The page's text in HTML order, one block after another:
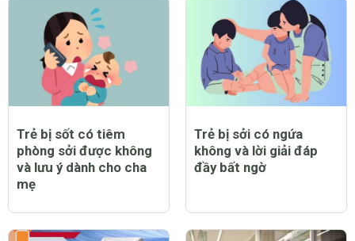
Trẻ bị sốt có tiêm
phòng sởi được không
và lưu ý dành cho cha
mẹ
Trẻ bị sởi có ngứa
không và lời giải đáp
đầy bất ngờ